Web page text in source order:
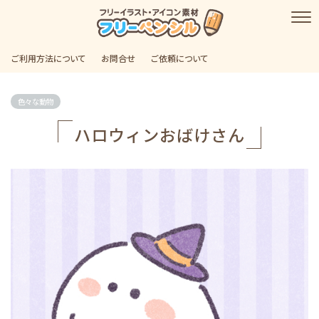
ご利用方法について お問合せ ご依頼について
色々な動物
ハロウィンおばけさん